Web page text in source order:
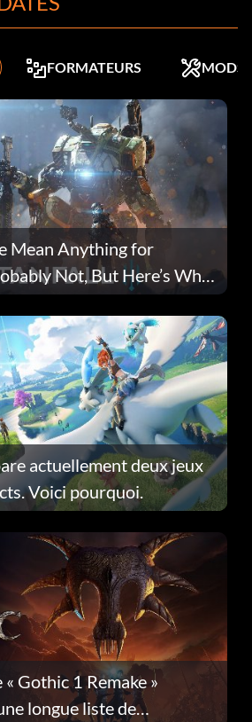
FORMATEURS MODS
Mean Anything for
Not, But Here’s Why
actuellement deux jeux
Voici pourquoi.
Gothic 1 Remake »
longue liste de